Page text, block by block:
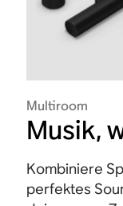
Multiroom
Musik,
Kombiniere
perfektes